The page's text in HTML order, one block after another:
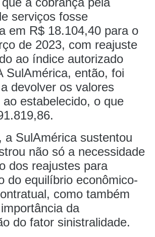
serviços fosse
em R$ 18.104,40 para o
de 2023, com reajuste
ao índice autorizado
SulAmérica, então, foi
devolver os valores
estabelecido, o que
a SulAmérica sustentou
não só a necessidade
dos reajustes para
do equilíbrio econômico-
como também
da
do fator sinistralidade.